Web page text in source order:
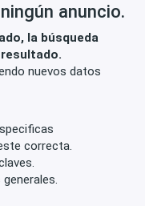
anuncio.
la búsqueda
nuevos datos
correcta.